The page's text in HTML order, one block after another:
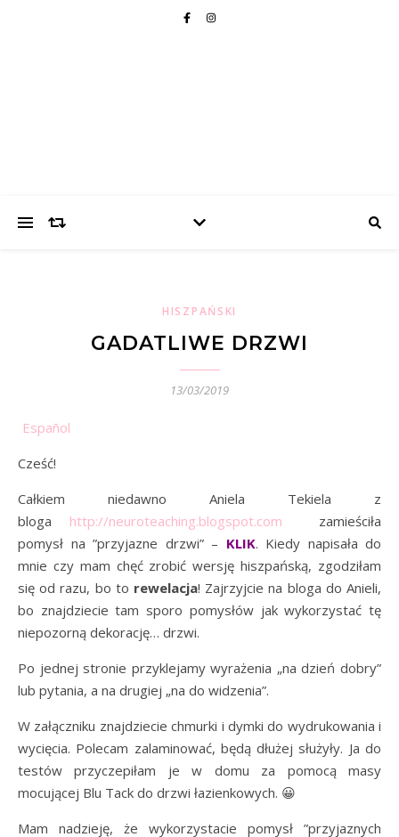
HISZPAŃSKI
GADATLIWE DRZWI
13/03/2019
Español
Cześć!
Całkiem niedawno Aniela Tekiela z
bloga http://neuroteaching.blogspot.com zamieściła
pomysł na ”przyjazne drzwi” – KLIK. Kiedy napisała do
mnie czy mam chęć zrobić wersję hiszpańską, zgodziłam
się od razu, bo to rewelacja! Zajrzyjcie na bloga do Anieli,
bo znajdziecie tam sporo pomysłów jak wykorzystać tę
niepozorną dekorację… drzwi.
Po jednej stronie przyklejamy wyrażenia „na dzień dobry”
lub pytania, a na drugiej „na do widzenia”.
W załączniku znajdziecie chmurki i dymki do wydrukowania i
wycięcia. Polecam zalaminować, będą dłużej służyły. Ja do
testów przyczepiłam je w domu za pomocą masy
mocującej Blu Tack do drzwi łazienkowych. 😀
Mam nadzieję, że wykorzystacie pomysł ”przyjaznych